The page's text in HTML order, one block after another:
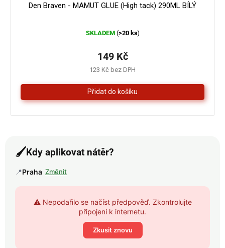
Den Braven - MAMUT GLUE (High tack) 290ML BÍLÝ
hodnocení
je
4,3
z
5
hvězdiček.
SKLADEM (>20 ks)
123 Kč bez DPH
149 Kč
🖌️Kdy aplikovat nátěr?
📍Praha Změnit
⚠️ Nepodařilo se načíst předpověď. Zkontrolujte
připojení k internetu.
Zkusit znovu